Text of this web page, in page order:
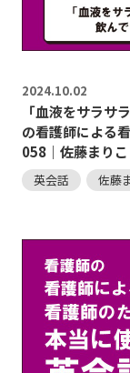
2024.10.02
「血液をサラサ
の看護師による
058｜佐藤まりこ
英会話 佐藤